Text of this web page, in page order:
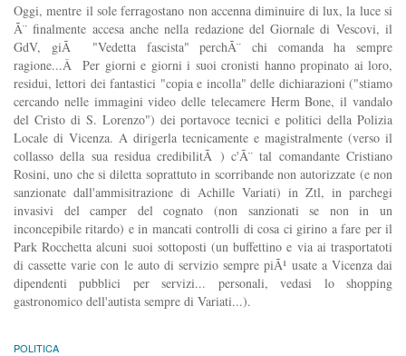
Oggi, mentre il sole ferragostano non accenna diminuire di lux, la luce si
Ã¨ finalmente accesa anche nella redazione del Giornale di Vescovi, il
GdV, giÃ "Vedetta fascista" perchÃ¨ chi comanda ha sempre
ragione...Â Per giorni e giorni i suoi cronisti hanno propinato ai loro,
residui, lettori dei fantastici "copia e incolla" delle dichiarazioni ("stiamo
cercando nelle immagini video delle telecamere Herm Bone, il vandalo
del Cristo di S. Lorenzo") dei portavoce tecnici e politici della Polizia
Locale di Vicenza. A dirigerla tecnicamente e magistralmente (verso il
collasso della sua residua credibilitÃ ) c'Ã¨ tal comandante Cristiano
Rosini, uno che si diletta soprattuto in scorribande non autorizzate (e non
sanzionate dall'ammisitrazione di Achille Variati) in Ztl, in parchegi
invasivi del camper del cognato (non sanzionati se non in un
inconcepibile ritardo) e in mancati controlli di cosa ci girino a fare per il
Park Rocchetta alcuni suoi sottoposti (un buffettino e via ai trasportatoti
di cassette varie con le auto di servizio sempre piÃ¹ usate a Vicenza dai
dipendenti pubblici per servizi... personali, vedasi lo shopping
gastronomico dell'autista sempre di Variati...).
POLITICA